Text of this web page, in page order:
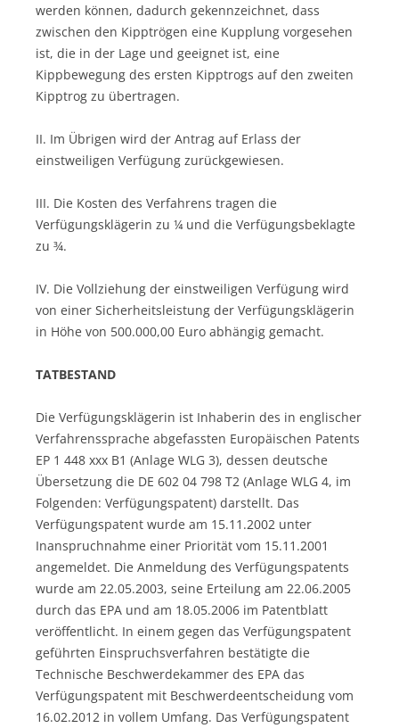
werden können, dadurch gekennzeichnet, dass
zwischen den Kipptrögen eine Kupplung vorgesehen
ist, die in der Lage und geeignet ist, eine
Kippbewegung des ersten Kipptrogs auf den zweiten
Kipptrog zu übertragen.
II. Im Übrigen wird der Antrag auf Erlass der
einstweiligen Verfügung zurückgewiesen.
III. Die Kosten des Verfahrens tragen die
Verfügungsklägerin zu ¼ und die Verfügungsbeklagte
zu ¾.
IV. Die Vollziehung der einstweiligen Verfügung wird
von einer Sicherheitsleistung der Verfügungsklägerin
in Höhe von 500.000,00 Euro abhängig gemacht.
TATBESTAND
Die Verfügungsklägerin ist Inhaberin des in englischer
Verfahrenssprache abgefassten Europäischen Patents
EP 1 448 xxx B1 (Anlage WLG 3), dessen deutsche
Übersetzung die DE 602 04 798 T2 (Anlage WLG 4, im
Folgenden: Verfügungspatent) darstellt. Das
Verfügungspatent wurde am 15.11.2002 unter
Inanspruchnahme einer Priorität vom 15.11.2001
angemeldet. Die Anmeldung des Verfügungspatents
wurde am 22.05.2003, seine Erteilung am 22.06.2005
durch das EPA und am 18.05.2006 im Patentblatt
veröffentlicht. In einem gegen das Verfügungspatent
geführten Einspruchsverfahren bestätigte die
Technische Beschwerdekammer des EPA das
Verfügungspatent mit Beschwerdeentscheidung vom
16.02.2012 in vollem Umfang. Das Verfügungspatent